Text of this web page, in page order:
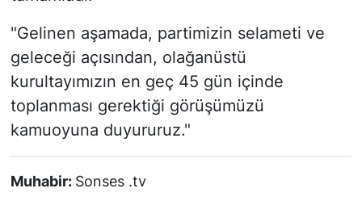
"Gelinen aşamada, partimizin selameti ve
geleceği açısından, olağanüstü
kurultayımızın en geç 45 gün içinde
toplanması gerektiği görüşümüzü
kamuoyuna duyururuz."
Muhabir: Sonses .tv